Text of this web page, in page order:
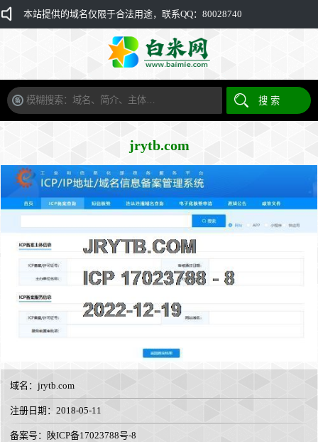
本站提供的域名仅限于合法用途，联系QQ：80028740
jrytb.com
域名： jrytb.com
注册日期：2018-05-11
备案号：陕ICP备17023788号-8